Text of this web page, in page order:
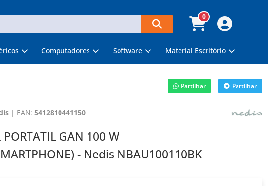
0
Computadores Software Material Escritório
Partilhar Partilhar
| EAN: 5412810441150
PORTATIL GAN 100 W
- Nedis NBAU100110BK